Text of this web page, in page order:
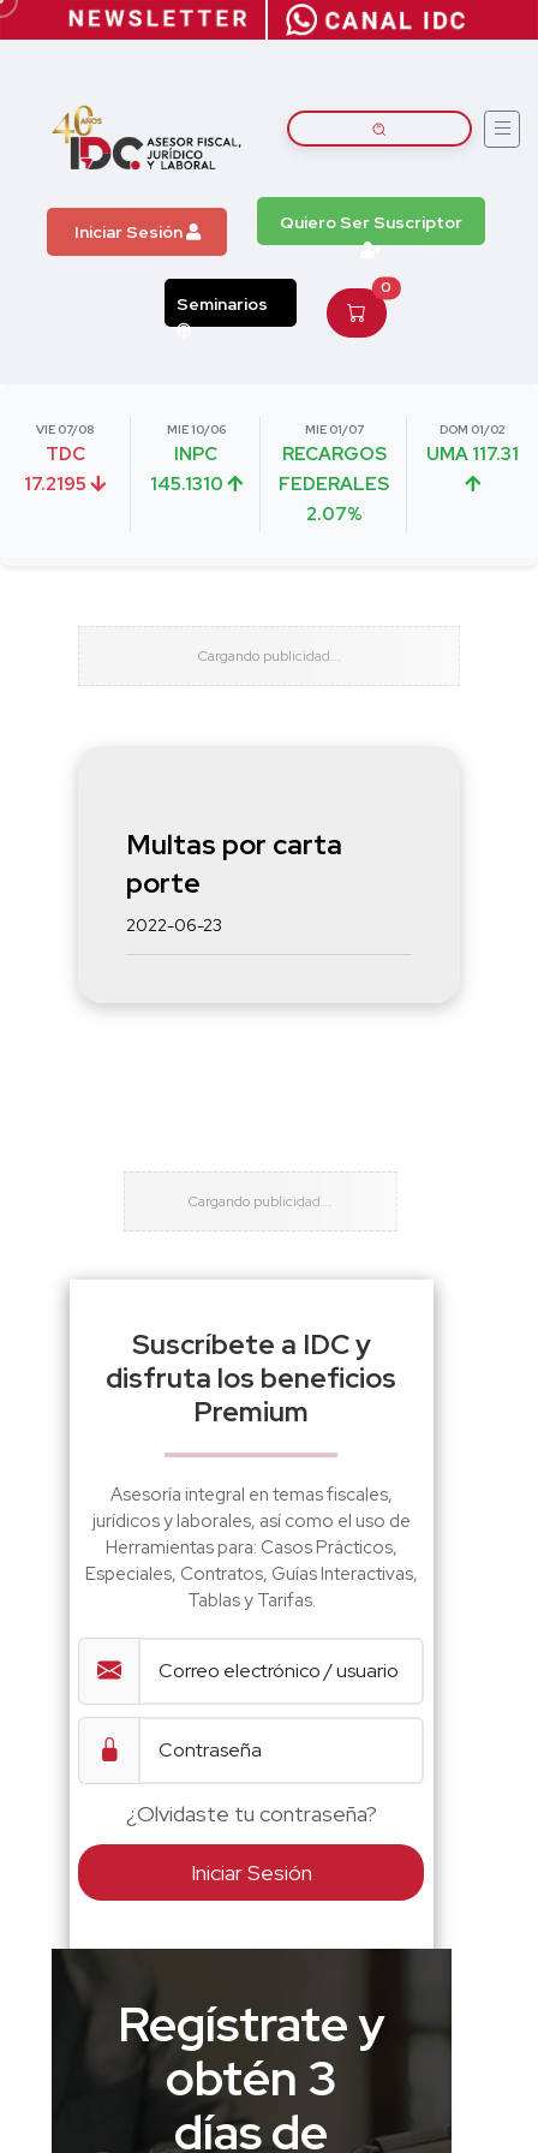
Iniciar Sesión Quiero Ser Suscriptor
Seminarios
0
VIE 07/08
TDC
17.2195
MIE 10/06
INPC
145.1310
MIE 01/07
RECARGOS
FEDERALES
2.07%
DOM 01/02
UMA 117.31
Multas por carta
porte
2022-06-23
Suscríbete a IDC y
disfruta los beneficios
Premium
Asesoría integral en temas fiscales,
jurídicos y laborales, así como el uso de
Herramientas para: Casos Prácticos,
Especiales, Contratos, Guías Interactivas,
Tablas y Tarifas.
¿Olvidaste tu contraseña?
Iniciar Sesión
Regístrate y
obtén 3
días de